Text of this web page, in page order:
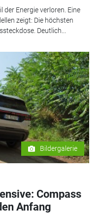
der Energie verloren. Eine
zeigt: Die höchsten
Deutlich...
Bildergalerie
Compass
Anfang